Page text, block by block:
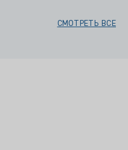
СМОТРЕТЬ ВСЕ